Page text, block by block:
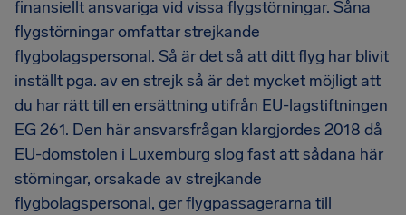
finansiellt ansvariga vid vissa flygstörningar. Såna
flygstörningar omfattar strejkande
flygbolagspersonal. Så är det så att ditt flyg har blivit
inställt pga. av en strejk så är det mycket möjligt att
du har rätt till en ersättning utifrån EU-lagstiftningen
EG 261. Den här ansvarsfrågan klargjordes 2018 då
EU-domstolen i Luxemburg slog fast att sådana här
störningar, orsakade av strejkande
flygbolagspersonal, ger flygpassagerarna till